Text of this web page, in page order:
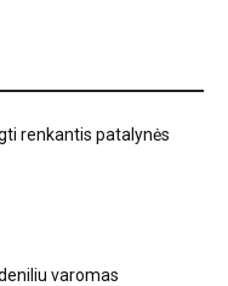
renkantis patalynės
varomas